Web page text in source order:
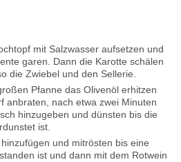
mit Salzwasser aufsetzen und
garen. Dann die Karotte schälen
die Zwiebel und den Sellerie.
Pfanne das Olivenöl erhitzen
anbraten, nach etwa zwei Minuten
hinzugeben und dünsten bis die
ist.
und mitrösten bis eine
ist und dann mit dem Rotwein